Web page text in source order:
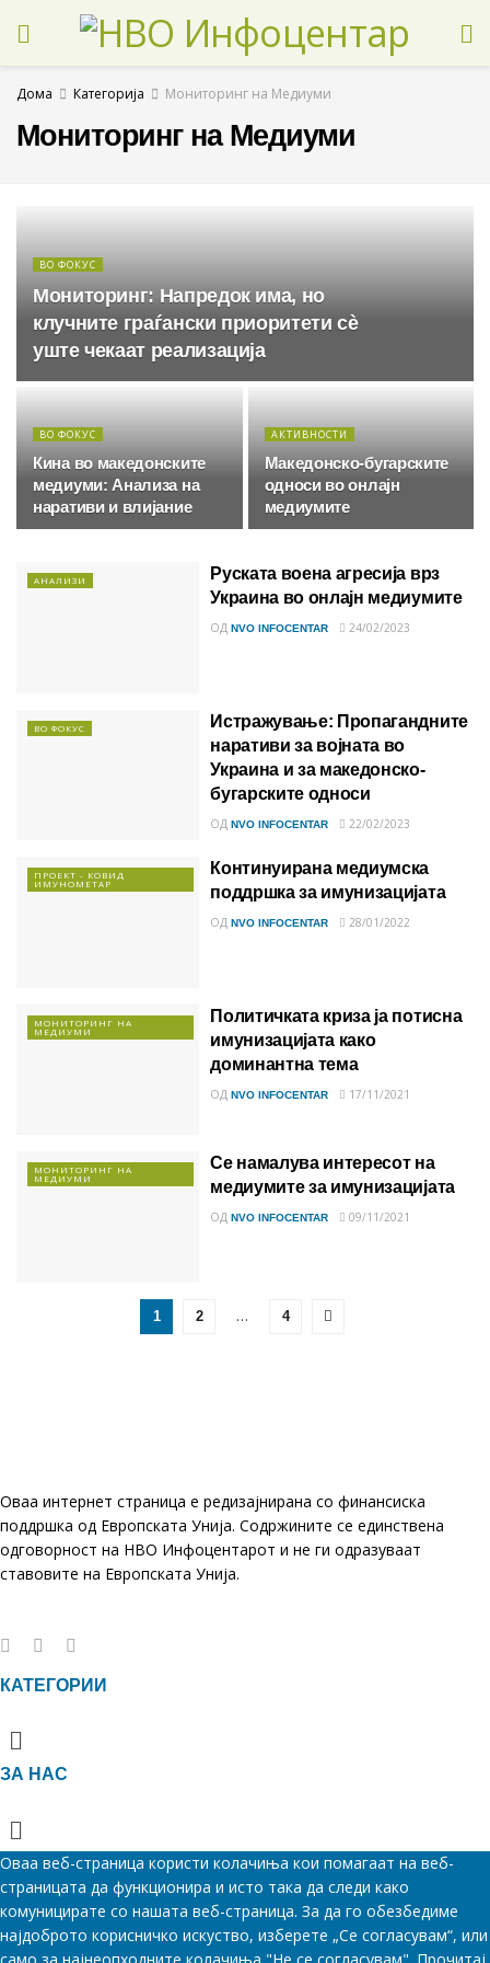
Дома Категорија Мониторинг на Медиуми
Мониторинг на Медиуми
ВО ФОКУС
Мониторинг: Напредок има, но
клучните граѓански приоритети сè
уште чекаат реализација
ВО ФОКУС
Кина во македонските
медиуми: Анализа на
наративи и влијание
АКТИВНОСТИ
Македонско-бугарските
односи во онлајн
медиумите
АНАЛИЗИ
Руската воена агресија врз
Украина во онлајн медиумите
ОД NVO INFOCENTAR 24/02/2023
ВО ФОКУС
Истражување: Пропагандните
наративи за војната во
Украина и за македонско-
бугарските односи
ОД NVO INFOCENTAR 22/02/2023
ПРОЕКТ - КОВИД
ИМУНОМЕТАР
Континуирана медиумска
поддршка за имунизацијата
ОД NVO INFOCENTAR 28/01/2022
МОНИТОРИНГ НА
МЕДИУМИ
Политичката криза ја потисна
имунизацијата како
доминантна тема
ОД NVO INFOCENTAR 17/11/2021
МОНИТОРИНГ НА
МЕДИУМИ
Се намалува интересот на
медиумите за имунизацијата
ОД NVO INFOCENTAR 09/11/2021
1 2 … 4
Оваа интернет страница е редизајнирана со финансиска
поддршка од Европската Унија. Содржините се единствена
одговорност на НВО Инфоцентарот и не ги одразуваат
ставовите на Европската Унија.
КАТЕГОРИИ
Menu
ЗА НАС
Menu
Оваа веб-страница користи колачиња кои помагаат на веб-
страницата да функционира и исто така да следи како
комуницирате со нашата веб-страница. За да го обезбедиме
најдоброто корисничко искуство, изберете „Се согласувам“, или